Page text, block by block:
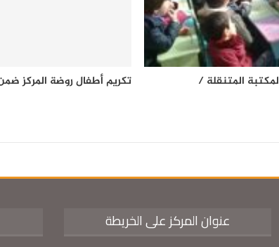
المتنقلة / تكريم أطفال روضة المركز
عنوان المركز على الخريطة